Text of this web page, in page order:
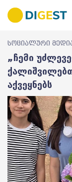
სოციალური
„ჩემი
აქვეყნებს